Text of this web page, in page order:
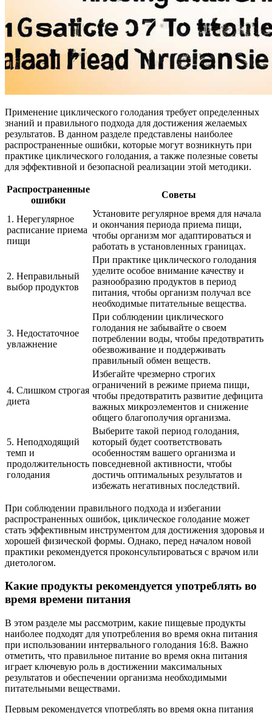
Применение циклического голодания требует определенных
знаний и правильного подхода для достижения желаемых
результатов. В данном разделе представлены наиболее
распространенные ошибки, которые могут возникнуть при
практике циклического голодания, а также полезные советы
для эффективной и безопасной реализации этой методики.
Распространенные
ошибки
Советы
1. Нерегулярное
расписание приема
пищи
Установите регулярное время для начала
и окончания периода приема пищи,
чтобы организм мог адаптироваться и
работать в установленных границах.
2. Неправильный
выбор продуктов
При практике циклического голодания
уделите особое внимание качеству и
разнообразию продуктов в период
питания, чтобы организм получал все
необходимые питательные вещества.
3. Недостаточное
увлажнение
При соблюдении циклического
голодания не забывайте о своем
потреблении воды, чтобы предотвратить
обезвоживание и поддерживать
правильный обмен веществ.
4. Слишком строгая
диета
Избегайте чрезмерно строгих
ограничений в режиме приема пищи,
чтобы предотвратить развитие дефицита
важных микроэлементов и снижение
общего благополучия организма.
5. Неподходящий
темп и
продолжительность
голодания
Выберите такой период голодания,
который будет соответствовать
особенностям вашего организма и
повседневной активности, чтобы
достичь оптимальных результатов и
избежать негативных последствий.
При соблюдении правильного подхода и избегании
распространенных ошибок, циклическое голодание может
стать эффективным инструментом для достижения здоровья и
хорошей физической формы. Однако, перед началом новой
практики рекомендуется проконсультироваться с врачом или
диетологом.
Какие продукты рекомендуется употреблять во
время времени питания
В этом разделе мы рассмотрим, какие пищевые продукты
наиболее подходят для употребления во время окна питания
при использовании интервального голодания 16:8. Важно
отметить, что правильное питание во время окна питания
играет ключевую роль в достижении максимальных
результатов и обеспечении организма необходимыми
питательными веществами.
Первым рекомендуется употреблять во время окна питания